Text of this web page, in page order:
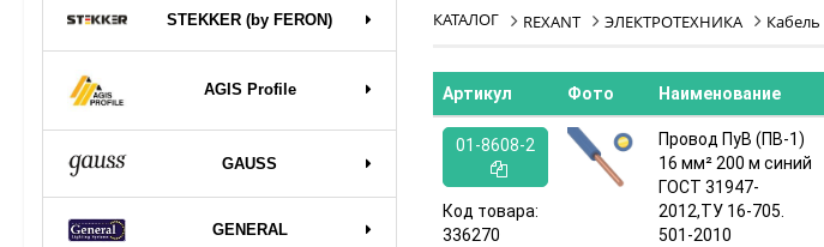
STEKKER (by FERON)
AGIS Profile
GAUSS
GENERAL
КАТАЛОГ REXANT ЭЛЕКТРОТЕХНИКА Кабель
Артикул Фото Наименование
01-8608-2
Код товара:
336270
Провод ПуВ (ПВ-1)
16 мм² 200 м синий
ГОСТ 31947-
2012,ТУ 16-705.
501-2010